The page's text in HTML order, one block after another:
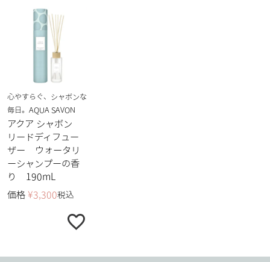
心やすらぐ、シャボンな
毎日。AQUA SAVON
アクア シャボン
リードディフュー
ザー ウォータリ
ーシャンプーの香
り 190mL
価格 ¥3,300税込